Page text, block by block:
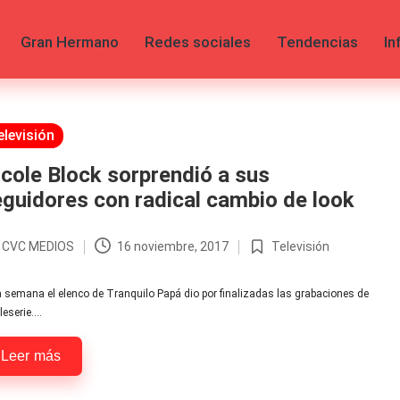
Gran Hermano Redes sociales Tendencias
Block sorprendió a sus
con radical cambio de look
CVC MEDIOS 16 noviembre, 2017
Publicada
Televisión
semana el elenco de Tranquilo Papá dio por finalizadas las grabaciones de
Leer más